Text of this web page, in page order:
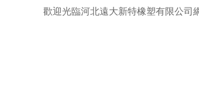
歡迎光臨河北遠大新特橡塑有限公司網